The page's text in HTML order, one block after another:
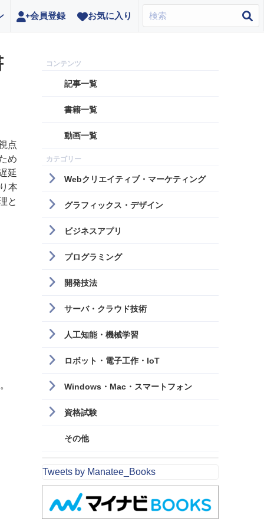
会員登録 お気に入り
点
め
延
本
と
記事一覧
書籍一覧
動画一覧
Webクリエイティブ・マーケティング
グラフィックス・デザイン
ビジネスアプリ
プログラミング
開発技法
サーバ・クラウド技術
人工知能・機械学習
ロボット・電子工作・IoT
Windows・Mac・スマートフォン
資格試験
その他
Tweets by Manatee_Books